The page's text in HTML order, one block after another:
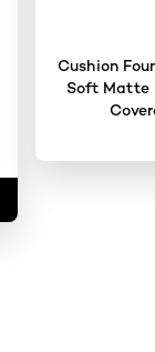
Cushion
Soft Matte